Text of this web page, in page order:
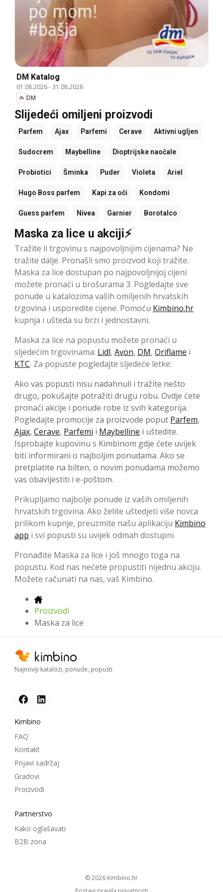
DM Katalog
01.08.2026-31.08.2026
DM
Slijedeći omiljeni proizvodi
Parfem Ajax Parfemi Cerave Aktivni ugljen
Sudocrem Maybelline Dioptrijske naočale
Probiotici Šminka Puder Violeta Ariel
Hugo Boss parfem Kapi za oči Kondomi
Guess parfem Nivea Garnier Borotalco
Maska za lice u akciji⚡
Tražite li trgovinu s najpovoljnijim cijenama? Ne
tražite dalje. Pronašli smo proizvod koji tražite.
Maska za lice dostupan po najpovoljnijoj cijeni
možete pronaći u brošurama 3. Pogledajte sve
ponude u katalozima vaših omiljenih hrvatskih
trgovina i usporedite cijene. Pomoću Kimbino.hr
kupnja i ušteda su brzi i jednostavni.
Maska za lice na popustu možete pronaći u
sljedećim trgovinama: Lidl, Avon, DM, Oriflame i
KTC. Za popuste pogledajte sljedeće letke:
Ako vas popusti nisu nadahnuli i tražite nešto
drugo, pokušajte potražiti drugu robu. Ovdje ćete
pronaći akcije i ponude robe iz svih kategorija.
Pogledajte promocije za proizvode poput Parfem,
Ajax, Cerave, Parfemi i Maybelline i uštedite.
Isprobajte kupovinu s Kimbinom gdje ćete uvijek
biti informirani o najboljim ponudama. Ako se
pretplatite na bilten, o novim ponudama možemo
vas obavijestiti i e-poštom.
Prikupljamo najbolje ponude iz vaših omiljenih
hrvatskih trgovina. Ako želite uštedjeti više novca
prilikom kupnje, preuzmite našu aplikaciju Kimbino
app i svi popusti su uvijek odmah dostupni.
Pronađite Maska za lice i još mnogo toga na
popustu. Kod nas nećete propustiti nijednu akciju.
Možete računati na nas, vaš Kimbino.
Proizvodi
Maska za lice
Najnoviji katalozi, ponude, popusti
Kimbino
FAQ
Kontakt
Prijavi sadržaj
Gradovi
Proizvodi
Partnerstvo
Kako oglašavati
B2B zona
© 2026
kimbino.hr